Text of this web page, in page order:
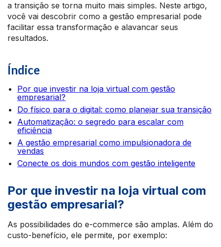
a transição se torna muito mais simples. Neste artigo,
você vai descobrir como a gestão empresarial pode
facilitar essa transformação e alavancar seus
resultados.
Índice
Por que investir na loja virtual com gestão
empresarial?
Do físico para o digital: como planejar sua transição
Automatização: o segredo para escalar com
eficiência
A gestão empresarial como impulsionadora de
vendas
Conecte os dois mundos com gestão inteligente
Por que investir na loja virtual com
gestão empresarial?
As possibilidades do e-commerce são amplas. Além do
custo-benefício, ele permite, por exemplo: